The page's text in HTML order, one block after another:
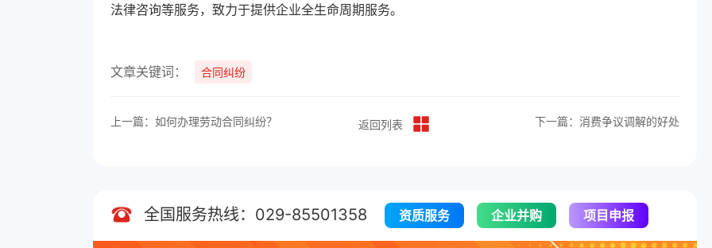
法律咨询等服务，致力于提供企业全生命周期服务。
文章关键词： 合同纠纷
上一篇：如何办理劳动合同纠纷？ 返回列表 下一篇：消费争议调解的好处
全国服务热线：029-85501358 资质服务 企业并购 项目申报